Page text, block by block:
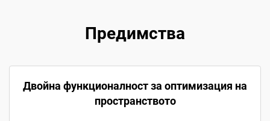
Предимства
Двойна функционалност за оптимизация на
пространството